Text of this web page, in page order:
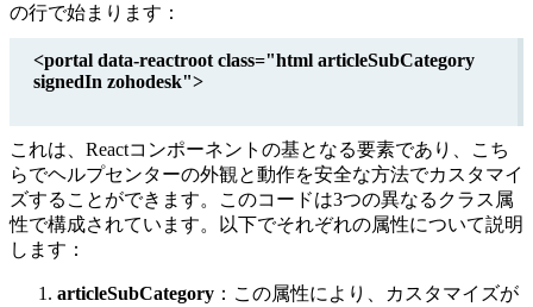
の行で始まります：
<portal data-reactroot class="html articleSubCategory
signedIn zohodesk">
これは、Reactコンポーネントの基となる要素であり、こち
らでヘルプセンターの外観と動作を安全な方法でカスタマイ
ズすることができます。このコードは3つの異なるクラス属
性で構成されています。以下でそれぞれの属性について説明
します：
articleSubCategory ：この属性により、カスタマイズが